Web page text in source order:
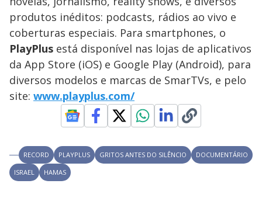
produtos inéditos: podcasts, rádios ao vivo e
coberturas especiais. Para smartphones, o
PlayPlus está disponível nas lojas de aplicativos
da App Store (iOS) e Google Play (Android), para
diversos modelos e marcas de SmarTVs, e pelo
site: www.playplus.com/
RECORD PLAYPLUS GRITOS ANTES DO SILÊNCIO
DOCUMENTÁRIO
ISRAEL
HAMAS